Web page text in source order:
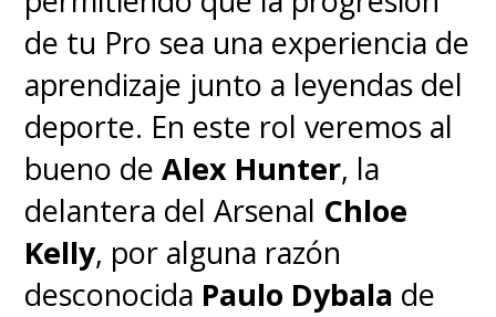
de tu Pro sea una experiencia de
aprendizaje junto a leyendas del
deporte. En este rol veremos al
bueno deAlex Hunter, la
delantera del Arsenal Chloe
Kelly, por alguna razón
desconocida Paulo Dybala de